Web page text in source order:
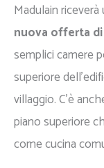
Madulain
nuova offerta
semplici camere
superiore
villaggio. C'è
piano superiore
come cucina